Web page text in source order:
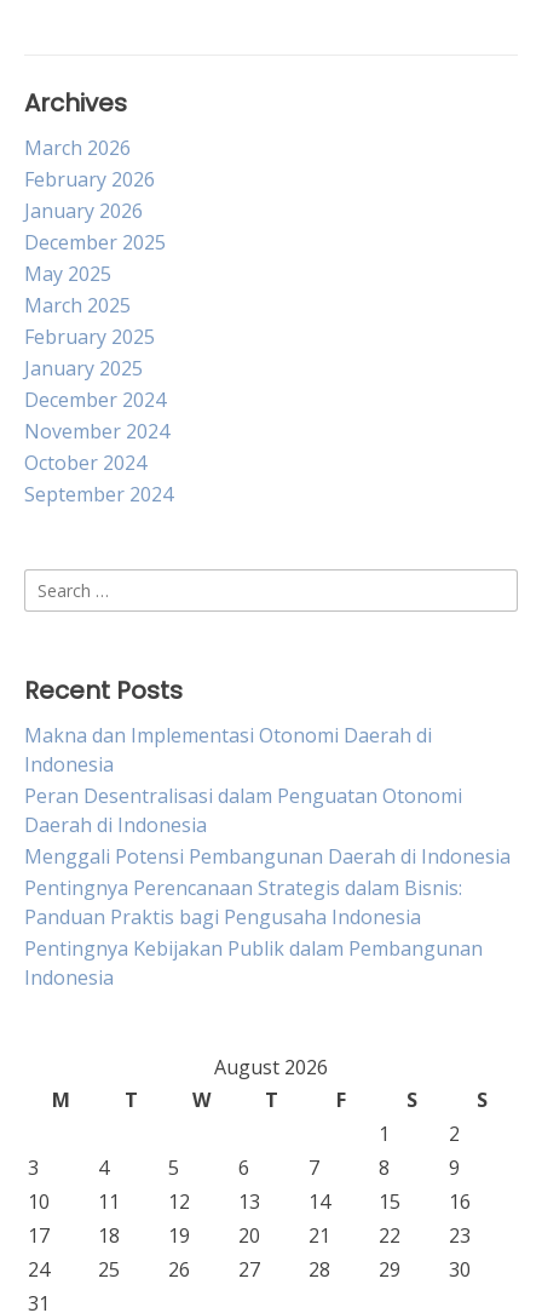
Archives
March 2026
February 2026
January 2026
December 2025
May 2025
March 2025
February 2025
January 2025
December 2024
November 2024
October 2024
September 2024
Search
for:
Recent Posts
Makna dan Implementasi Otonomi Daerah di
Indonesia
Peran Desentralisasi dalam Penguatan Otonomi
Daerah di Indonesia
Menggali Potensi Pembangunan Daerah di Indonesia
Pentingnya Perencanaan Strategis dalam Bisnis:
Panduan Praktis bagi Pengusaha Indonesia
Pentingnya Kebijakan Publik dalam Pembangunan
Indonesia
August 2026
M
T W T F S
S
1
2
3
4 5 6 7 8
9
10
11 12 13 14 15
16
17
18 19 20 21 22
23
24
25 26 27 28 29
30
31